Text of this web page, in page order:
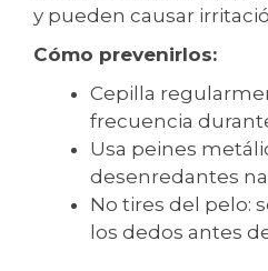
y pueden causar
Cómo prevenirlos:
Cepilla
frecuencia
Usa peines
desenredantes
No tires del pelo:
los dedos antes